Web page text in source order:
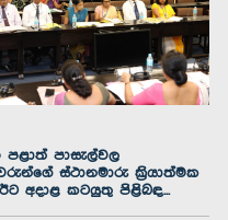
පාසැල්වල
ස්ථානමාරු ක්‍රියාත්මක
අදාළ කටයුතු පිළිබඳ...